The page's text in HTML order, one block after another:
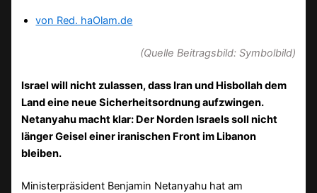
von Red. haOlam.de
(Quelle Beitragsbild: Symbolbild)
Israel will nicht zulassen, dass Iran und Hisbollah dem
Land eine neue Sicherheitsordnung aufzwingen.
Netanyahu macht klar: Der Norden Israels soll nicht
länger Geisel einer iranischen Front im Libanon
bleiben.
Ministerpräsident Benjamin Netanyahu hat am